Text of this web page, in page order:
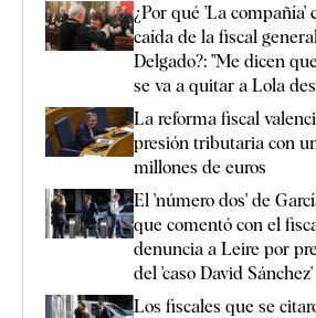
¿Por qué 'La compañía'
caída de la fiscal
Delgado?: "Me dicen
se va a quitar a Lola
La reforma fiscal
presión tributaria con
millones de euros
El 'número dos' de
que comentó con el
denuncia a Leire por
del 'caso David Sánchez'
Los fiscales que se